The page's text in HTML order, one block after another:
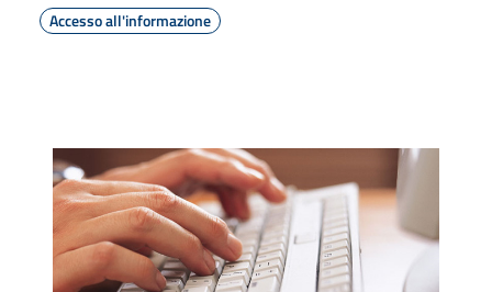
Accesso all'informazione